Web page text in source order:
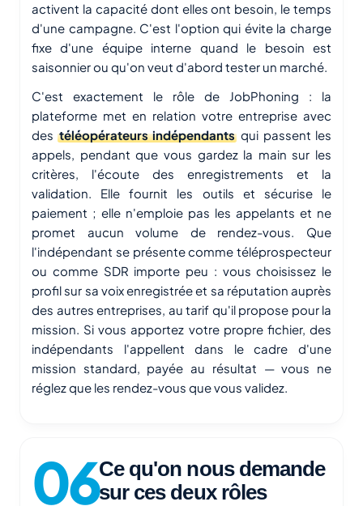
activent la capacité dont elles ont besoin, le temps
d'une campagne. C'est l'option qui évite la charge
fixe d'une équipe interne quand le besoin est
saisonnier ou qu'on veut d'abord tester un marché.
C'est exactement le rôle de JobPhoning : la
plateforme met en relation votre entreprise avec
destéléopérateurs indépendantsqui passent les
appels, pendant que vous gardez la main sur les
critères, l'écoute des enregistrements et la
validation. Elle fournit les outils et sécurise le
paiement ; elle n'emploie pas les appelants et ne
promet aucun volume de rendez-vous. Que
l'indépendant se présente comme téléprospecteur
ou comme SDR importe peu : vous choisissez le
profil sur sa voix enregistrée et sa réputation auprès
des autres entreprises, au tarif qu'il propose pour la
mission. Si vous apportez votre propre fichier, des
indépendants l'appellent dans le cadre d'une
mission standard, payée au résultat — vous ne
réglez que les rendez-vous que vous validez.
Ce qu'on nous demande
sur ces deux rôles